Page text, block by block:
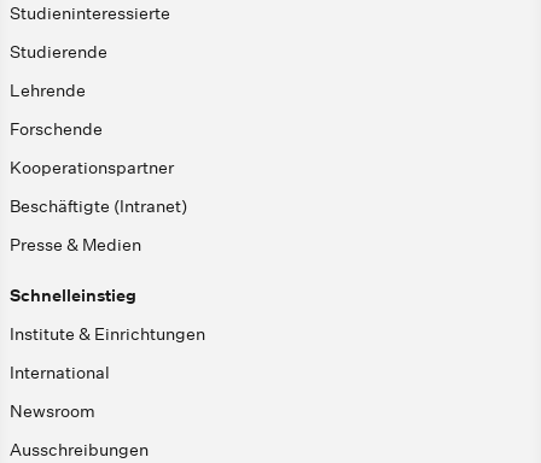
Studieninteressierte
Studierende
Lehrende
Forschende
Kooperationspartner
Beschäftigte (Intranet)
Presse & Medien
Schnelleinstieg
Institute & Einrichtungen
International
Newsroom
Ausschreibungen